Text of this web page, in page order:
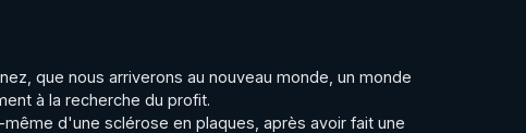
que nous arriverons au nouveau monde, un monde
à la recherche du profit.
d'une sclérose en plaques, après avoir fait une